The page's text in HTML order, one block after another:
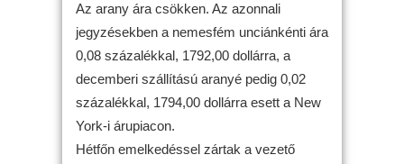
Az arany ára csökken. Az azonnali
jegyzésekben a nemesfém unciánkénti ára
0,08 százalékkal, 1792,00 dollárra, a
decemberi szállítású aranyé pedig 0,02
százalékkal, 1794,00 dollárra esett a New
York-i árupiacon.
Hétfőn emelkedéssel zártak a vezető